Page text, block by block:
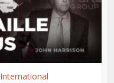
International